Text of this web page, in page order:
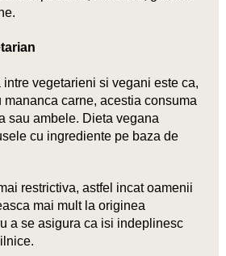
vegetarieni si vegani este ca,
carne, acestia consuma
sau ambele. Dieta vegana
cu ingrediente pe baza de
restrictiva, astfel incat oamenii
mai mult la originea
a se asigura ca isi indeplinesc